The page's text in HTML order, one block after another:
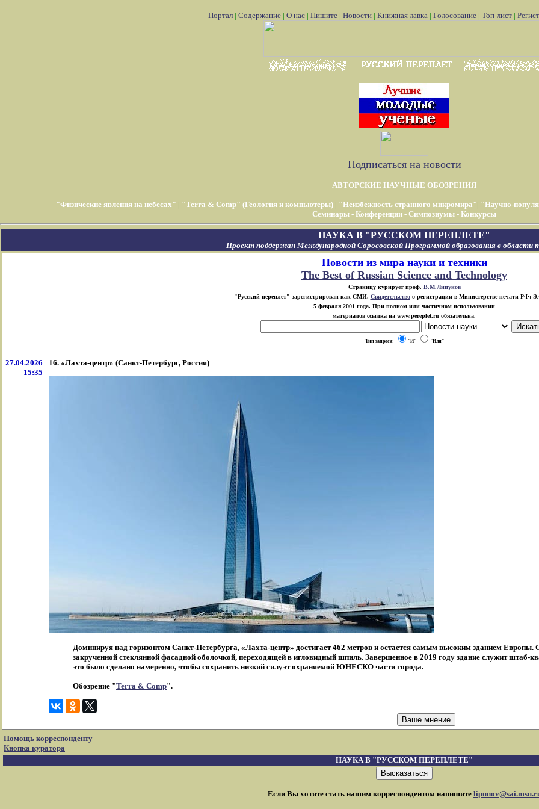
Портал| Содержание| О нас| Пишите| Новости| Книжная лавка| Голосование | Топ-лист|
Подписаться на новости
АВТОРСКИЕ НАУЧНЫЕ ОБОЗРЕНИЯ
"Физические явления на небесах" | "Terra & Comp" (Геология и компьютеры)| "Неизбежность странного микромира"| "Научно-
Семинары - Конференции - Симпозиумы - Конкурсы
НАУКА В "РУССКОМ ПЕРЕПЛЕТЕ"
Проект поддержан Международной Соросовской Программой образования в области
Новости из мира науки и техники
The Best of Russian Science and Technology
Страницу курирует проф. В.М.Липунов
"Русский переплет" зарегистрирован как СМИ. Свидетельствоо регистрации в Министерстве печати РФ:
5 февраля 2001 года. При полном или частичном использовании
материалов ссылка на www.pereplet.ru обязательна.
Тип запроса: "И" "Или"
27.04.2026
15:35
16. «Лахта-центр» (Санкт-Петербург, Россия)
Доминируя над горизонтом Санкт-Петербурга, «Лахта-центр» достигает 462 метров и остается самым высоким зданием
закрученной стеклянной фасадной оболочкой, переходящей в игловидный шпиль. Завершенное в 2019 году здание служит штаб-
это было сделано намеренно, чтобы сохранить низкий силуэт охраняемой ЮНЕСКО части города.
Обозрение "Terra & Comp".
Помощь корреспонденту
Кнопка куратора
НАУКА В "РУССКОМ ПЕРЕПЛЕТЕ"
Если Вы хотите стать нашим корреспондентом напишите